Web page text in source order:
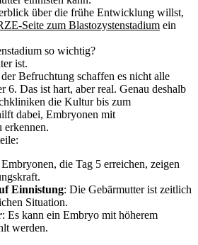
über die frühe Entwicklung willst,
Seite zum Blastozystenstadium ein
so wichtig?
ist.
Befruchtung schaffen es nicht alle
6. Das ist hart, aber real. Genau deshalb
die Kultur bis zum
dabei, Embryonen mit
erkennen.
Embryonen, die Tag 5 erreichen, zeigen
Einnistung: Die Gebärmutter ist zeitlich
Situation.
: Es kann ein Embryo mit höherem
werden.